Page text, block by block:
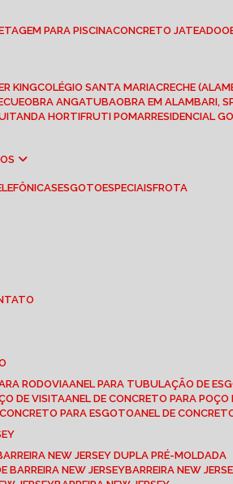
PARA PISCINA CONCRETO JATEADO
KING COLÉGIO SANTA MARIA CRECHE
OBRA ANGATUBA OBRA EM ALAMBARI,
HORTIFRUTI POMAR RESIDENCIAL
ESGOTO ESPECIAIS FROTA
RODOVIA ANEL PARA TUBULAÇÃO DE
DE VISITA ANEL DE CONCRETO PARA
CONCRETO PARA ESGOTO ANEL DE
BARREIRA NEW JERSEY DUPLA PRÉ-MOLDADA
BARREIRA NEW JERSEY BARREIRA NEW